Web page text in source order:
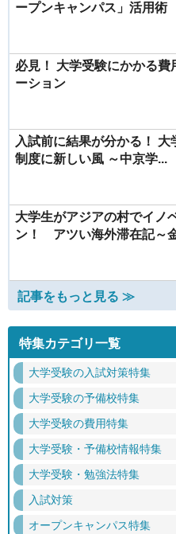
ープンキャンパス」活用術
必見！ 大学受験にかかる費
ーション
入試前に結果が分かる！ 大
制度に新しい風 ～中京学...
大学生がアジアの村でイノ
ン！ アツい海外滞在記～
記事をもっと見る ≫
特集カテゴリ一覧
大学受験の入試対策特集
大学受験の予備校特集
大学受験の費用特集
大学受験・予備校情報特集
大学受験・勉強法特集
入試対策
オープンキャンパス特集